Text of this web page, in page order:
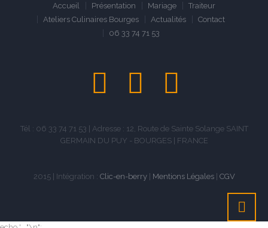
Accueil Présentation Mariage
Traiteur
Ateliers Culinaires Bourges
Actualités
Contact
06 33 74 71 53
Tél : 06 33 74 71 53 | Adresse : 12, Route de Sainte Solange SAINT
GERMAIN DU PUY - BOURGES | FRANCE
2015 | Intégration : Clic-en-berry| Mentions Légales| CGV